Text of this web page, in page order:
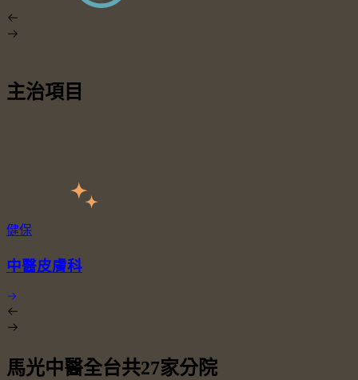
主治項目
健保
中醫皮膚科
馬光中醫全台共27家分院